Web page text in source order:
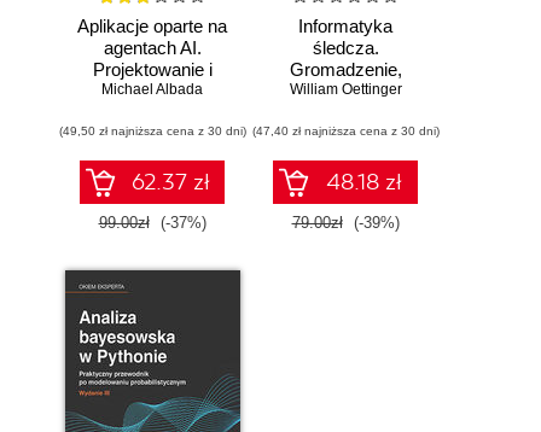
Aplikacje oparte na
agentach AI.
Projektowanie i
wdrażanie
wieloagentowych
Michael Albada
(49,50 zł najniższa cena z 30 dni)
62.37 zł
99.00zł (-37%)
Informatyka
śledcza.
Gromadzenie,
analiza i
dowodów
elektronicznych dla
początkujących.
Wydanie II
William Oettinger
(47,40 zł najniższa cena z 30 dni)
48.18 zł
79.00zł (-39%)